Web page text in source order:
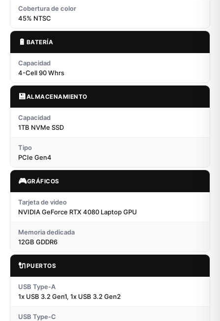
Cobertura de color
45% NTSC
🔋 BATERÍA
Capacidad
4-Cell 90 Whrs
💾ALMACENAMIENTO
Capacidad
1TB NVMe SSD
Tipo
PCIe Gen4
🎮GRÁFICOS
Tarjeta de video
NVIDIA GeForce RTX 4080 Laptop GPU
Memoria dedicada
12GB GDDR6
🔌PUERTOS
USB Type-A
1x USB 3.2 Gen1, 1x USB 3.2 Gen2
USB Type-C